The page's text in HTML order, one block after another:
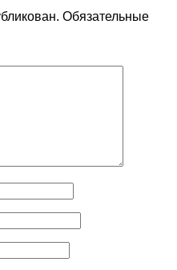
Обязательные